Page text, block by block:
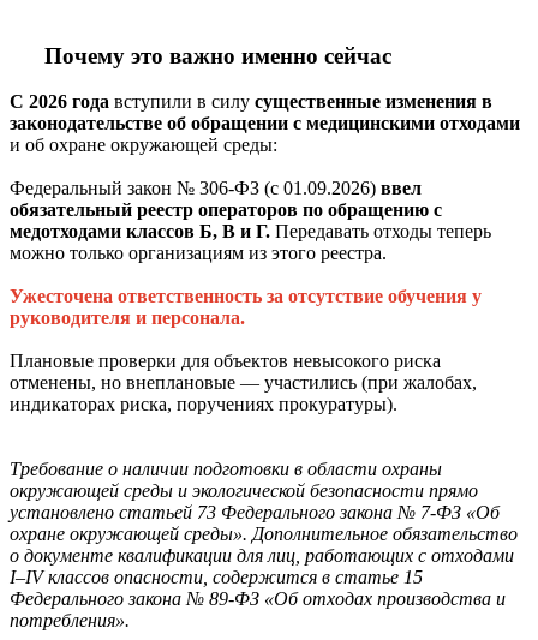
Почему это важно именно сейчас
С 2026 года вступили в силу существенные изменения в
законодательстве об обращении с медицинскими отходами
и об охране окружающей среды:
Федеральный закон № 306-ФЗ (с 01.09.2026) ввел
обязательный реестр операторов по обращению с
медотходами классов Б, В и Г. Передавать отходы теперь
можно только организациям из этого реестра.
Ужесточена ответственность за отсутствие обучения у
руководителя и персонала.
Плановые проверки для объектов невысокого риска
отменены, но внеплановые — участились (при жалобах,
индикаторах риска, поручениях прокуратуры).
Требование о наличии подготовки в области охраны
окружающей среды и экологической безопасности прямо
установлено статьей 73 Федерального закона № 7-ФЗ «Об
охране окружающей среды». Дополнительное обязательство
о документе квалификации для лиц, работающих с отходами
I–IV классов опасности, содержится в статье 15
Федерального закона № 89-ФЗ «Об отходах производства и
потребления».